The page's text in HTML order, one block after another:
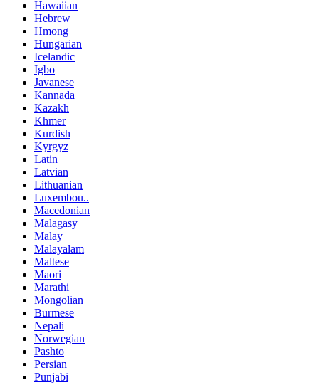
Hawaiian
Hebrew
Hmong
Hungarian
Icelandic
Igbo
Javanese
Kannada
Kazakh
Khmer
Kurdish
Kyrgyz
Latin
Latvian
Lithuanian
Luxembou..
Macedonian
Malagasy
Malay
Malayalam
Maltese
Maori
Marathi
Mongolian
Burmese
Nepali
Norwegian
Pashto
Persian
Punjabi